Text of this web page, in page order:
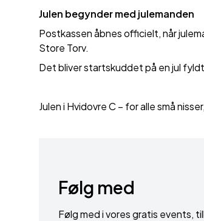
Julen begynder med julemanden
Postkassen åbnes officielt, når
Store Torv.
Det bliver startskuddet på en jul
Julen i Hvidovre C – for alle små
Følg med
Følg med i vores gratis events,